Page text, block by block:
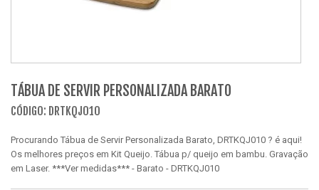
TÁBUA DE SERVIR PERSONALIZADA BARATO
CÓDIGO: DRTKQJ010
Procurando Tábua de Servir Personalizada Barato, DRTKQJ010 ? é aqui!
Os melhores preços em Kit Queijo. Tábua p/ queijo em bambu. Gravação
em Laser. ***Ver medidas*** - Barato - DRTKQJ010